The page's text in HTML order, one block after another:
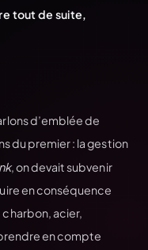
tout de suite,
d’emblée de
du premier : la gestion
, on devait subvenir
en conséquence
acier,
en compte